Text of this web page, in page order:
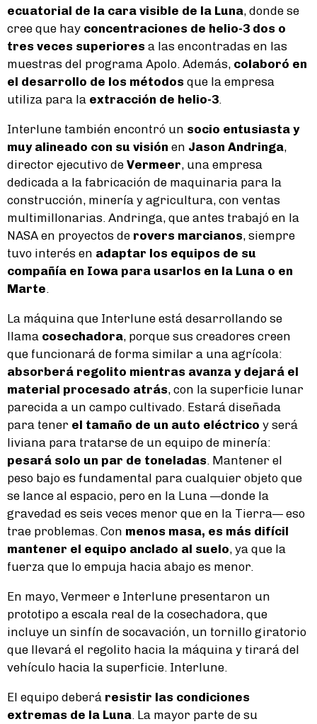
ecuatorial de la cara visible de la Luna, donde se
cree que hay concentraciones de helio-3 dos o
tres veces superiores a las encontradas en las
muestras del programa Apolo. Además, colaboró en
el desarrollo de los métodos que la empresa
utiliza para la extracción de helio-3
Interlune también encontró un socio entusiasta y
muy alineado con su visión en Jason Andringa,
director ejecutivo de Vermeer, una empresa
dedicada a la fabricación de maquinaria para la
construcción, minería y agricultura, con ventas
multimillonarias. Andringa, que antes trabajó en la
NASA en proyectos de rovers marcianos, siempre
tuvo interés en adaptar los equipos de su
compañía en Iowa para usarlos en la Luna o en
Marte
La máquina que Interlune está desarrollando se
llama cosechadora, porque sus creadores creen
que funcionará de forma similar a una agrícola:
absorberá regolito mientras avanza y dejará el
material procesado atrás, con la superficie lunar
parecida a un campo cultivado. Estará diseñada
para tener el tamaño de un auto eléctrico y será
liviana para tratarse de un equipo de minería:
pesará solo un par de toneladas . Mantener el
peso bajo es fundamental para cualquier objeto que
se lance al espacio, pero en la Luna —donde la
gravedad es seis veces menor que en la Tierra— eso
trae problemas. Con menos masa, es más difícil
mantener el equipo anclado al suelo, ya que la
fuerza que lo empuja hacia abajo es menor.
En mayo, Vermeer e Interlune presentaron un
prototipo a escala real de la cosechadora, que
incluye un sinfín de socavación, un tornillo giratorio
que llevará el regolito hacia la máquina y tirará del
vehículo hacia la superficie. Interlune.
El equipo deberá resistir las condiciones
extremas de la Luna . La mayor parte de su